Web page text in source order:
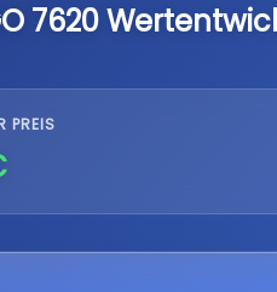
7620
PREIS